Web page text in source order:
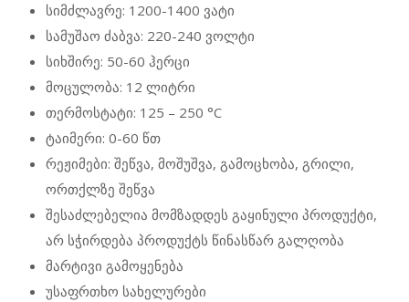
სიმძლავრე: 1200-1400 ვატი
სამუშაო ძაბვა: 220-240 ვოლტი
სიხშირე: 50-60 ჰერცი
მოცულობა: 12 ლიტრი
თერმოსტატი: 125 – 250 °C
ტაიმერი: 0-60 წთ
რეჟიმები: შეწვა, მოშუშვა, გამოცხობა, გრილი,
ორთქლზე შეწვა
შესაძლებელია მომზადდეს გაყინული პროდუქტი,
არ სჭირდება პროდუქტს წინასწარ გალღობა
მარტივი გამოყენება
უსაფრთხო სახელურები